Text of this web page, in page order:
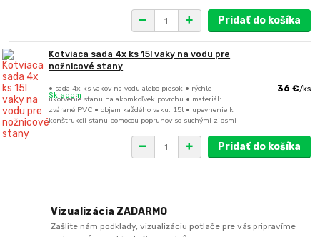
Pridať do košíka
Kotviaca sada 4x ks 15l vaky na vodu pre
nožnicové stany
• sada 4x ks vakov na vodu alebo piesok • rýchle
ukotvenie stanu na akomkoľvek povrchu • materiál:
zvárané PVC • objem každého vaku: 15l • upevnenie k
konštrukcii stanu pomocou popruhov so suchými zipsmi
36 €/ks
Skladom
Pridať do košíka
Vizualizácia ZADARMO
Zašlite nám podklady, vizualizáciu potlače pre vás pripravíme